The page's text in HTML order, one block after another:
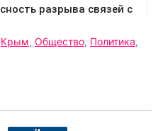
Крым, Общество, Политика,